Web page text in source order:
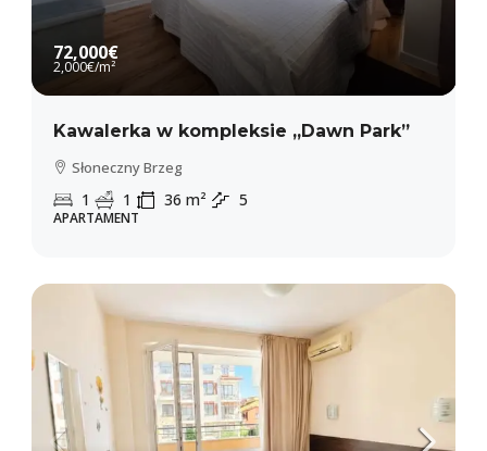
72,000€
2,000€/m²
Kawalerka w kompleksie „Dawn Park”
Słoneczny Brzeg
1 1 36 m² 5
APARTAMENT